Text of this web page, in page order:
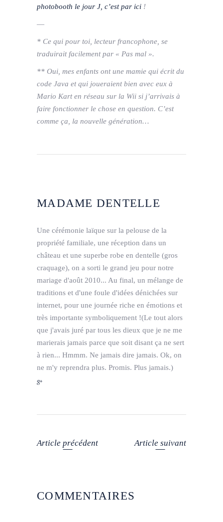
photobooth le jour J, c’est par ici !
—
* Ce qui pour toi, lecteur francophone, se
traduirait facilement par « Pas mal ».
** Oui, mes enfants ont une mamie qui écrit du
code Java et qui joueraient bien avec eux à
Mario Kart en réseau sur la Wii si j’arrivais à
faire fonctionner le chose en question. C’est
comme ça, la nouvelle génération…
MADAME DENTELLE
Une cérémonie laïque sur la pelouse de la
propriété familiale, une réception dans un
château et une superbe robe en dentelle (gros
craquage), on a sorti le grand jeu pour notre
mariage d'août 2010... Au final, un mélange de
traditions et d'une foule d'idées dénichées sur
internet, pour une journée riche en émotions et
très importante symboliquement !(Le tout alors
que j'avais juré par tous les dieux que je ne me
marierais jamais parce que soit disant ça ne sert
à rien... Hmmm. Ne jamais dire jamais. Ok, on
ne m'y reprendra plus. Promis. Plus jamais.)
Article précédent Article suivant
COMMENTAIRES